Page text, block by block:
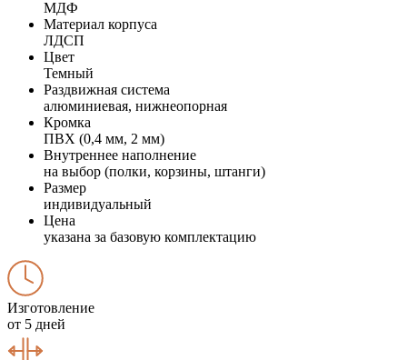
МДФ
Материал корпуса
ЛДСП
Цвет
Темный
Раздвижная система
алюминиевая, нижнеопорная
Кромка
ПВХ (0,4 мм, 2 мм)
Внутреннее наполнение
на выбор (полки, корзины, штанги)
Размер
индивидуальный
Цена
указана за базовую комплектацию
Изготовление
от 5 дней